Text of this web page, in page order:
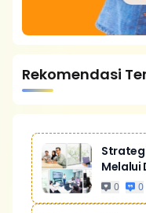
Rekomendasi
Melalui
0 0